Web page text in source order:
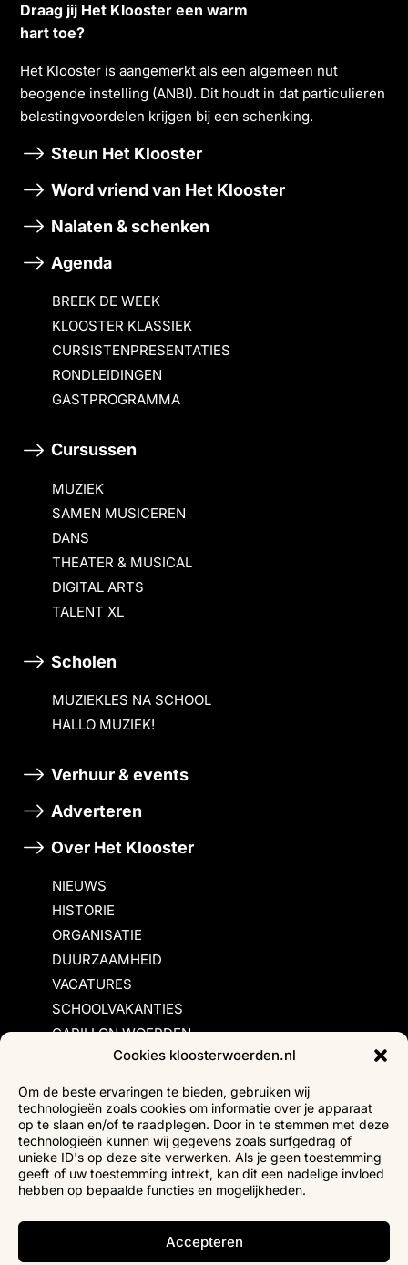
Cookies kloosterwoerden.nl
Om de beste ervaringen te bieden, gebruiken wij
technologieën zoals cookies om informatie over je apparaat
op te slaan en/of te raadplegen. Door in te stemmen met deze
technologieën kunnen wij gegevens zoals surfgedrag of
unieke ID's op deze site verwerken. Als je geen toestemming
geeft of uw toestemming intrekt, kan dit een nadelige invloed
hebben op bepaalde functies en mogelijkheden.
Accepteren
Draag jij Het Klooster een warm
hart toe?
Het Klooster is aangemerkt als een algemeen nut
beogende instelling (ANBI). Dit houdt in dat particulieren
belastingvoordelen krĳgen bĳ een schenking.
Steun Het Klooster
Word vriend van Het Klooster
Nalaten & schenken
Agenda
BREEK DE WEEK
KLOOSTER KLASSIEK
CURSISTENPRESENTATIES
RONDLEIDINGEN
GASTPROGRAMMA
Cursussen
MUZIEK
SAMEN MUSICEREN
DANS
THEATER & MUSICAL
DIGITAL ARTS
TALENT XL
Scholen
MUZIEKLES NA SCHOOL
HALLO MUZIEK!
Verhuur & events
Adverteren
Over Het Klooster
NIEUWS
HISTORIE
ORGANISATIE
DUURZAAMHEID
VACATURES
SCHOOLVAKANTIES
CARILLON WOERDEN
Inschrijvingsvoorwaarden
Bezoekersvoorwaarden
Huurvoorwaarden
Privacyverklaring
Ticketverkoop